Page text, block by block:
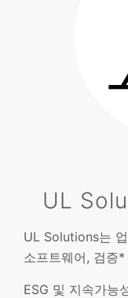
UL
UL Solutions는
소프트웨어, 검증
ESG 및 지속가능